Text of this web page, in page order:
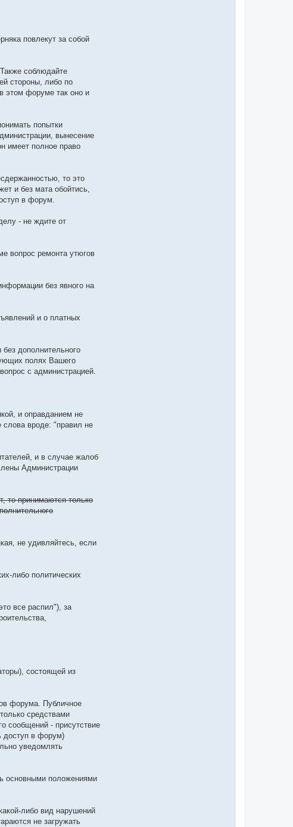
повлекут за собой
соблюдайте
стороны, либо по
этом форуме так оно и
попытки
вынесение
имеет полное право
то это
и без мата обойтись,
в форум.
- не ждите от
вопрос ремонта утюгов
без явного на
и о платных
дополнительного
полях Вашего
с администрацией.
и оправданием не
вроде: "правил не
и в случае жалоб
Администрации
то принимаются только
не удивляйтесь, если
либо политических
все распил"), за
состоящей из
форума. Публичное
средствами
сообщений - присутствие
доступ в форум)
уведомлять
основными положениями
либо вид нарушений
не загружать